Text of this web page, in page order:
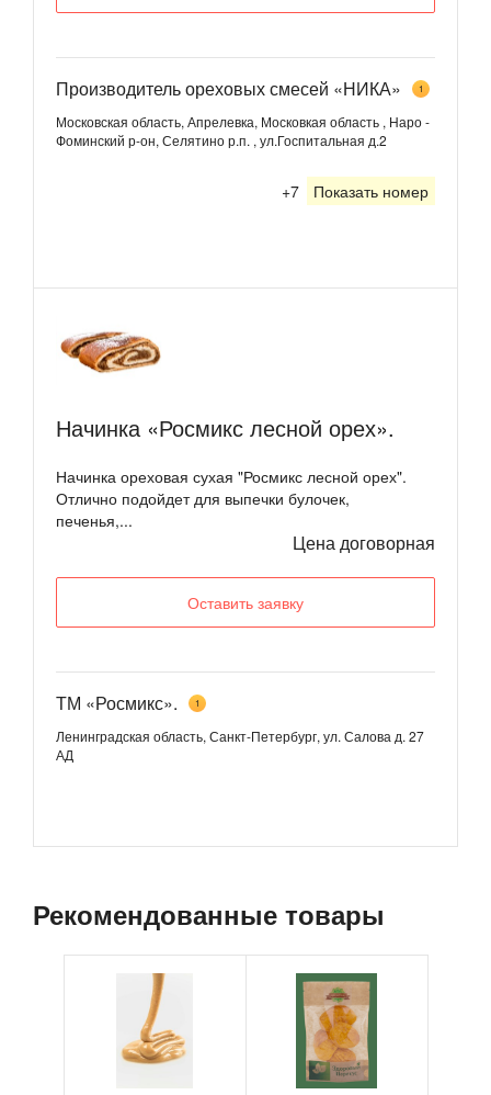
Производитель ореховых смесей «НИКА» 1
Московская область, Апрелевка, Московкая область , Наро -
Фоминский р-он, Селятино р.п. , ул.Госпитальная д.2
+7 Показать номер
Начинка «Росмикс лесной орех».
Начинка ореховая сухая "Росмикс лесной орех".
Отлично подойдет для выпечки булочек,
печенья,...
Цена договорная
Оставить заявку
ТМ «Росмикс». 1
Ленинградская область, Санкт-Петербург, ул. Салова д. 27
АД
Рекомендованные товары